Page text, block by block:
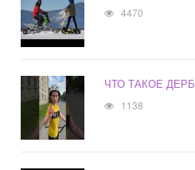
4470
ЧТО ТАКОЕ
1138